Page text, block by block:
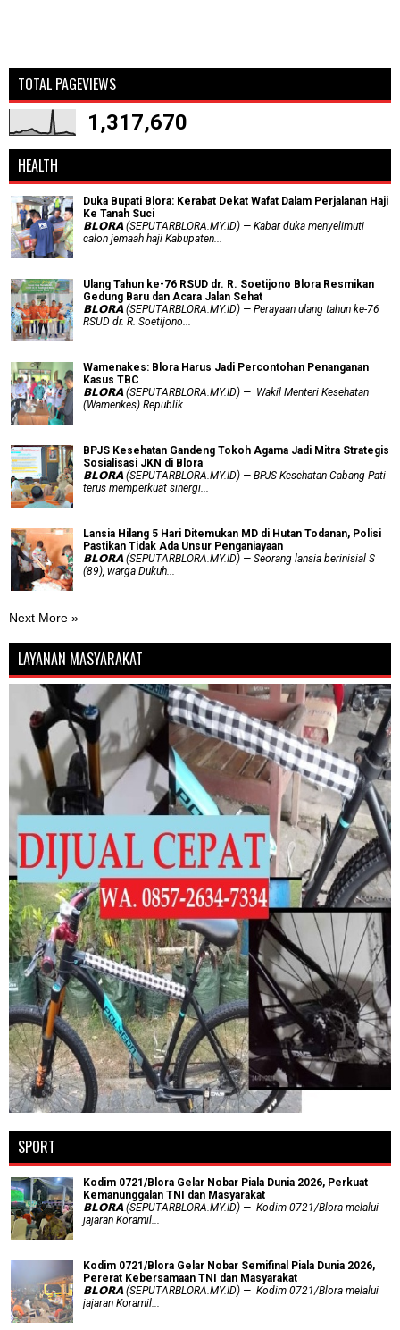
TOTAL PAGEVIEWS
1,317,670
HEALTH
Duka Bupati Blora: Kerabat Dekat Wafat Dalam Perjalanan Haji
Ke Tanah Suci
𝗕𝗟𝗢𝗥𝗔 (SEPUTARBLORA.MY.ID) — Kabar duka menyelimuti
calon jemaah haji Kabupaten...
Ulang Tahun ke-76 RSUD dr. R. Soetijono Blora Resmikan
Gedung Baru dan Acara Jalan Sehat
𝗕𝗟𝗢𝗥𝗔 (SEPUTARBLORA.MY.ID) — Perayaan ulang tahun ke-76
RSUD dr. R. Soetijono...
Wamenakes: Blora Harus Jadi Percontohan Penanganan
Kasus TBC
𝗕𝗟𝗢𝗥𝗔 (SEPUTARBLORA.MY.ID) — Wakil Menteri Kesehatan
(Wamenkes) Republik...
BPJS Kesehatan Gandeng Tokoh Agama Jadi Mitra Strategis
Sosialisasi JKN di Blora
𝗕𝗟𝗢𝗥𝗔 (SEPUTARBLORA.MY.ID) — BPJS Kesehatan Cabang Pati
terus memperkuat sinergi...
Lansia Hilang 5 Hari Ditemukan MD di Hutan Todanan, Polisi
Pastikan Tidak Ada Unsur Penganiayaan
𝗕𝗟𝗢𝗥𝗔 (SEPUTARBLORA.MY.ID) — Seorang lansia berinisial S
(89), warga Dukuh...
Next More »
LAYANAN MASYARAKAT
SPORT
Kodim 0721/Blora Gelar Nobar Piala Dunia 2026, Perkuat
Kemanunggalan TNI dan Masyarakat
𝗕𝗟𝗢𝗥𝗔 (SEPUTARBLORA.MY.ID) — Kodim 0721/Blora melalui
jajaran Koramil...
Kodim 0721/Blora Gelar Nobar Semifinal Piala Dunia 2026,
Pererat Kebersamaan TNI dan Masyarakat
𝗕𝗟𝗢𝗥𝗔 (SEPUTARBLORA.MY.ID) — Kodim 0721/Blora melalui
jajaran Koramil...